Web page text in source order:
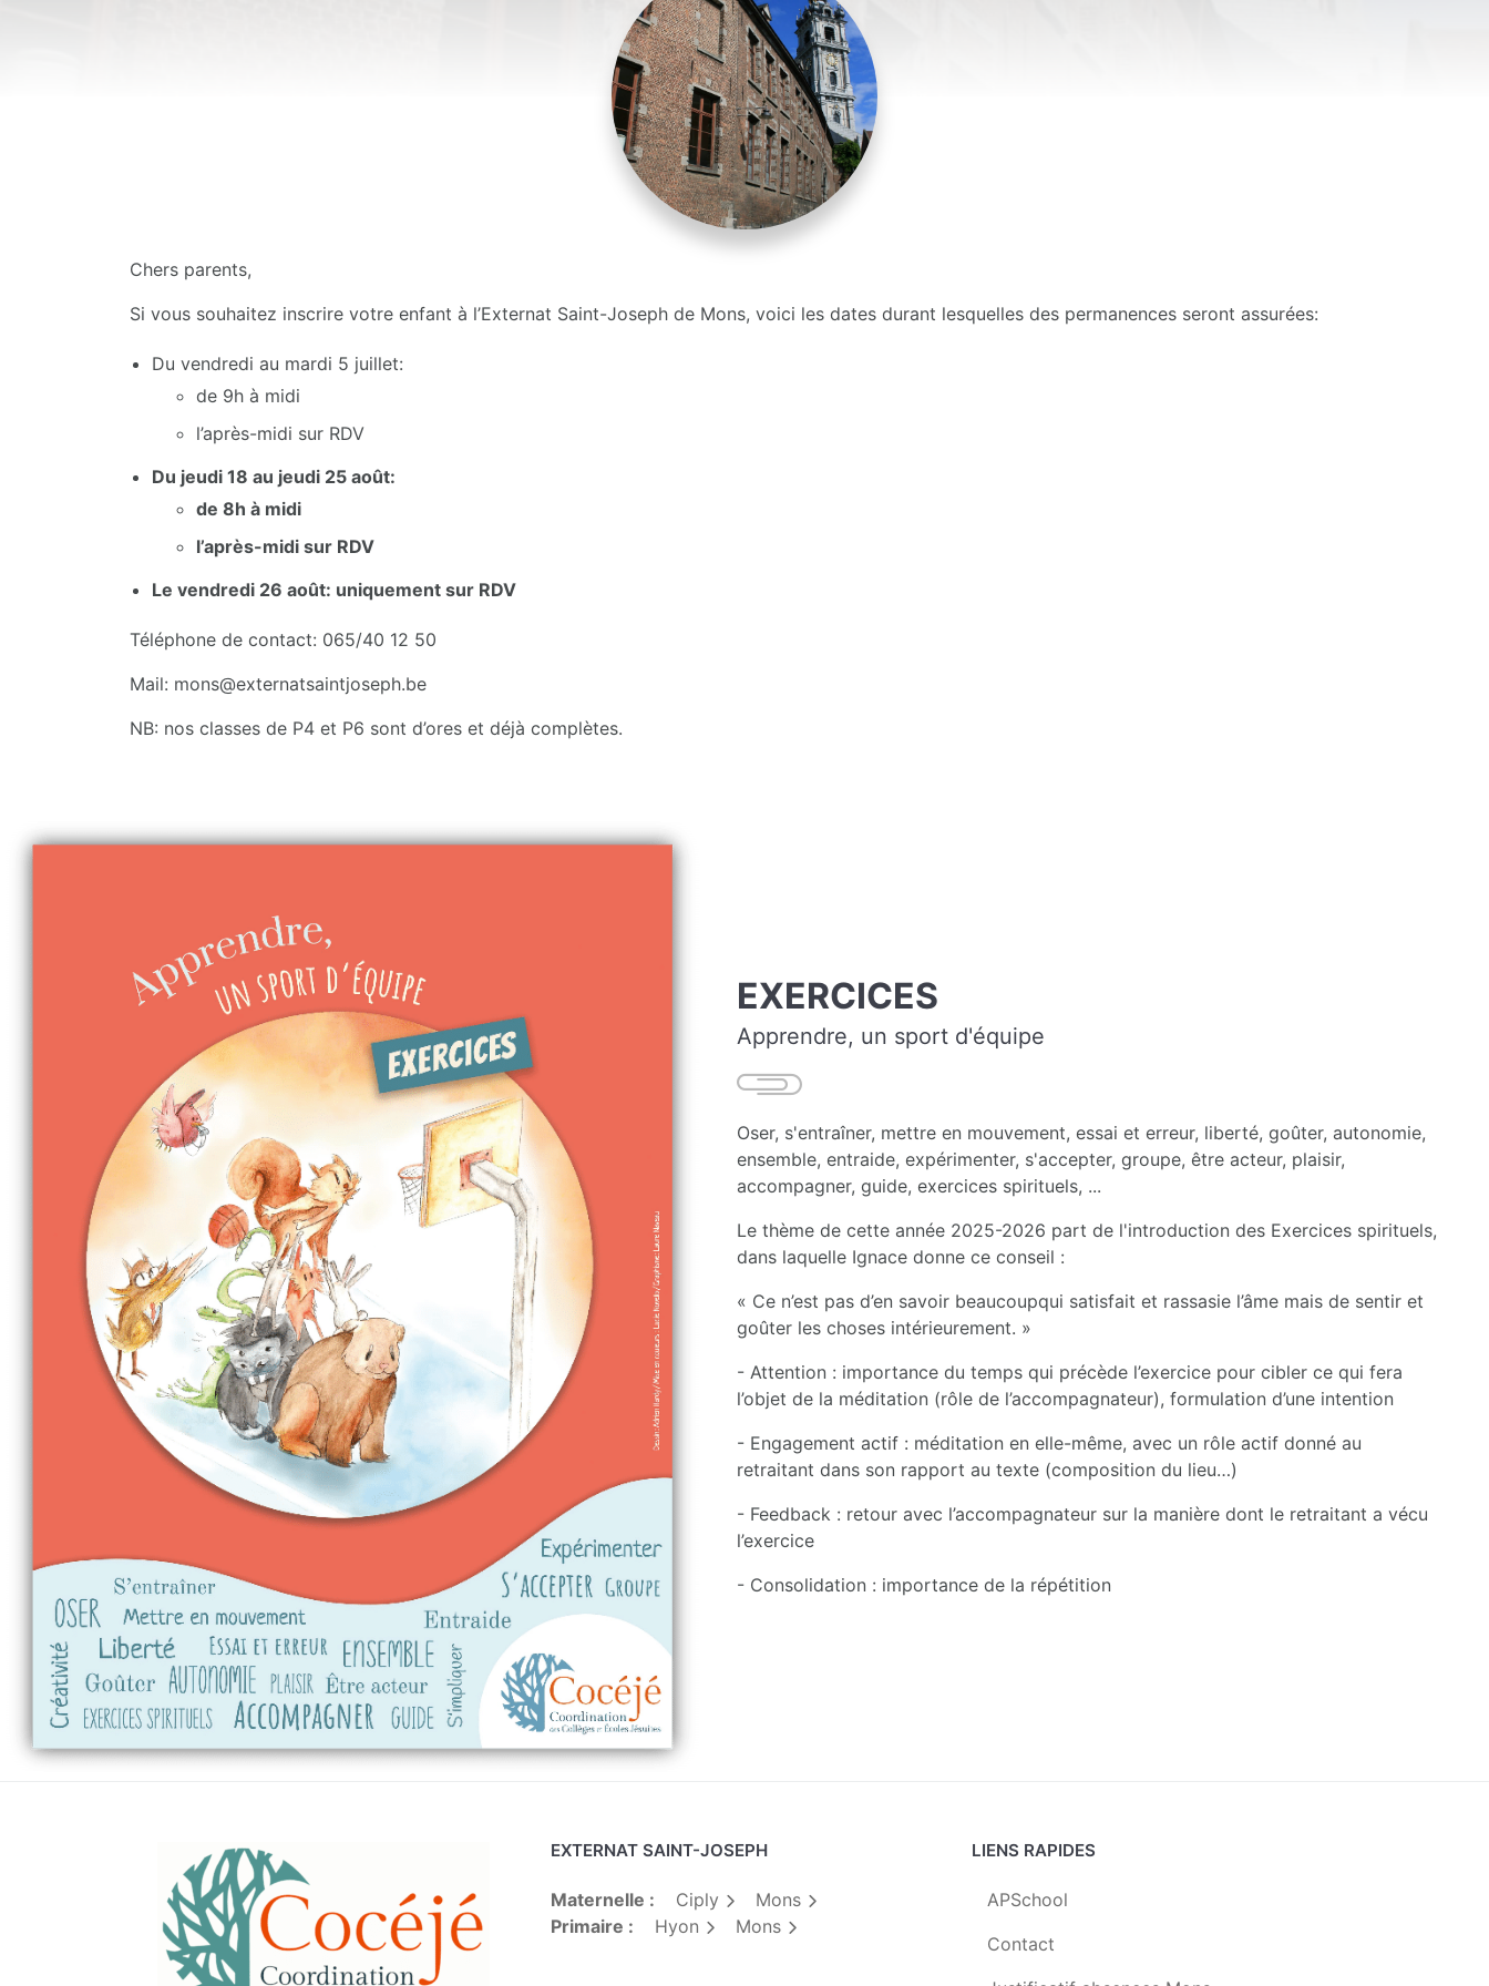
Chers parents,
Si vous souhaitez inscrire votre enfant à l’Externat Saint-Joseph de Mons, voici les dates durant lesquelles des permanences seront assurées:
Du vendredi au mardi 5 juillet:
de 9h à midi
l’après-midi sur RDV
Du jeudi 18 au jeudi 25 août:
de 8h à midi
l’après-midi sur RDV
Le vendredi 26 août: uniquement sur RDV
Téléphone de contact: 065/40 12 50
Mail: mons@externatsaintjoseph.be
NB: nos classes de P4 et P6 sont d’ores et déjà complètes.
EXERCICES
Apprendre, un sport d'équipe
Oser, s'entraîner, mettre en mouvement, essai et erreur, liberté, goûter, autonomie,
ensemble, entraide, expérimenter, s'accepter, groupe, être acteur, plaisir,
accompagner, guide, exercices spirituels, ...
Le thème de cette année 2025-2026 part de l'introduction des Exercices spirituels,
dans laquelle Ignace donne ce conseil :
« Ce n’est pas d’en savoir beaucoupqui satisfait et rassasie l’âme mais de sentir et
goûter les choses intérieurement. »
- Attention : importance du temps qui précède l’exercice pour cibler ce qui fera
l’objet de la méditation (rôle de l’accompagnateur), formulation d’une intention
- Engagement actif : méditation en elle-même, avec un rôle actif donné au
retraitant dans son rapport au texte (composition du lieu…)
- Feedback : retour avec l’accompagnateur sur la manière dont le retraitant a vécu
l’exercice
- Consolidation : importance de la répétition
EXTERNAT SAINT-JOSEPH
Maternelle : Ciply
Mons
Primaire :
Hyon Mons
LIENS RAPIDES
APSchool
Contact